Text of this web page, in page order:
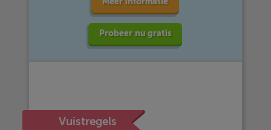
Probeer nu gratis
Vuistregels